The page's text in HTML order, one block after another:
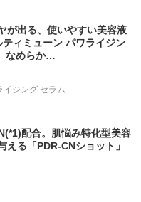
が出る、使いやすい美容液
ィミューン パワライジン
なめらか…
イジング セラム
配合。肌悩み特化型美容
える「PDR-CNショット」